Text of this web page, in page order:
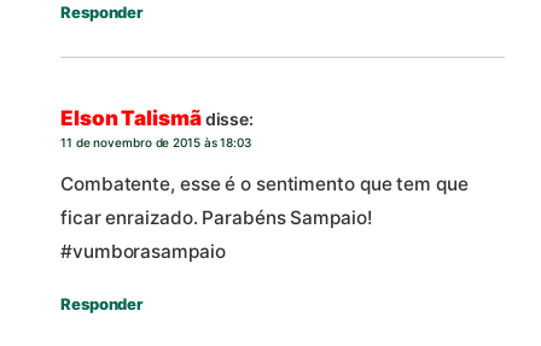
Responder
Elson Talismãdisse:
11 de novembro de 2015 às 18:03
Combatente, esse é o sentimento que tem que
ficar enraizado. Parabéns Sampaio!
#vumborasampaio
Responder